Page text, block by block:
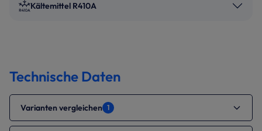
Kältemittel R410A
Technische Daten
Varianten vergleichen 1